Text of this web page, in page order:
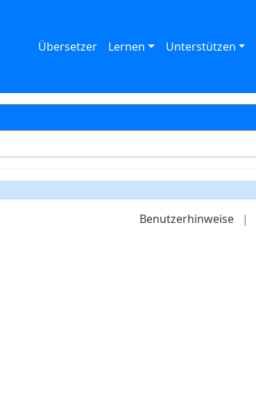
Übersetzer Lernen Unterstützen
Benutzerhinweise |